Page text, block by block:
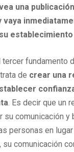
una
vaya
establecimiento
tercer fundamento
de crear una
. Es decir que un
su comunicación y
personas en lugar
su comunicación